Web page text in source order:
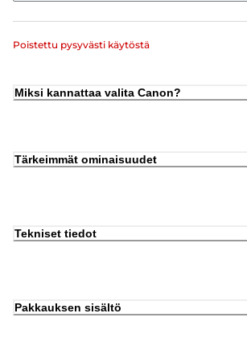
Poistettu pysyvästi käytöstä
Miksi kannattaa valita Canon?
Tärkeimmät ominaisuudet
Tekniset tiedot
Pakkauksen sisältö